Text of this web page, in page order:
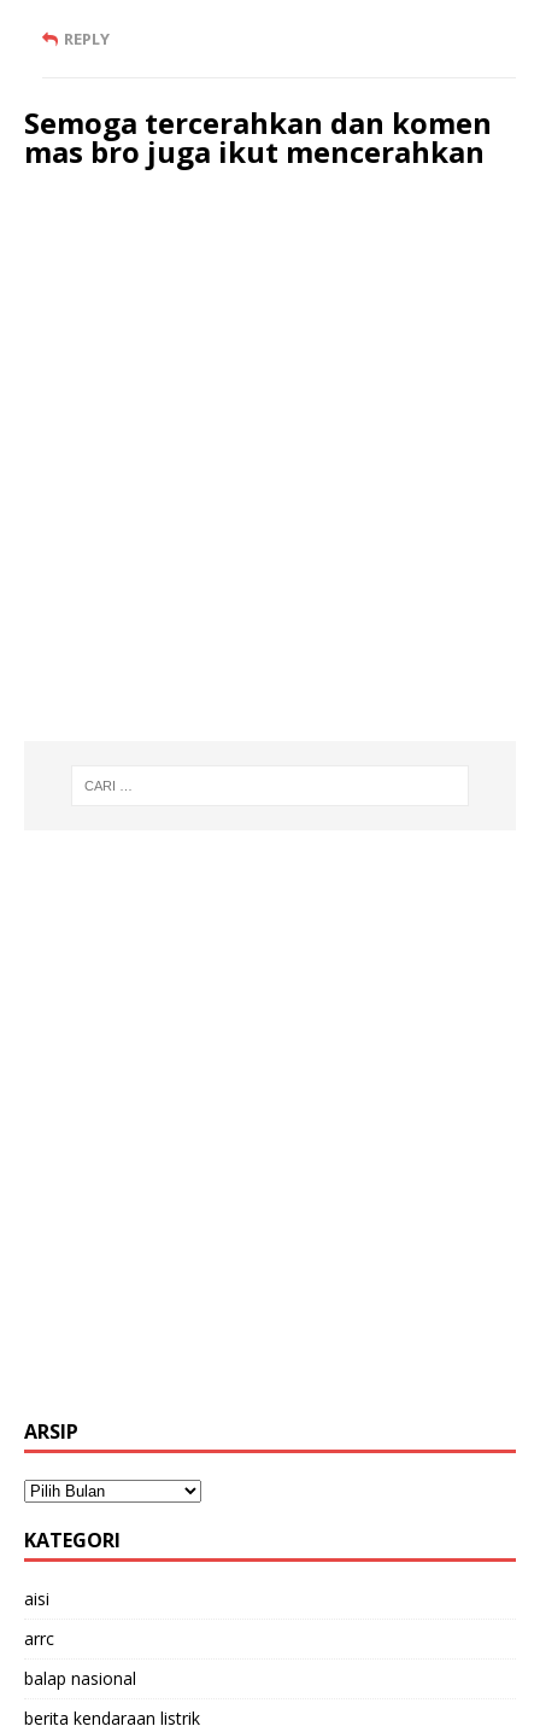
REPLY
Semoga tercerahkan dan komen
mas bro juga ikut mencerahkan
ARSIP
KATEGORI
aisi
arrc
balap nasional
berita kendaraan listrik